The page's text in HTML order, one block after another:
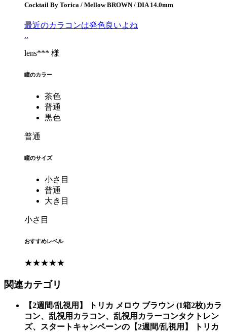
Cocktail By Torica / Mellow BROWN / DIA 14.0mm
最近のカラコンは発色良いよね
..
lens*** 様
瞳のカラー
茶色
普通
黒色
普通
瞳のサイズ
小さ目
普通
大き目
小さ目
おすすめレベル
★★★★★
関連カテゴリ
【2週間/乱視用】 トリカ メロウ ブラウン (1箱2枚)カラ
コン、乱視用カラコン、乱視用カラーコンタクトレン
ズ、スタートキャンペーンの【2週間/乱視用】 トリカ